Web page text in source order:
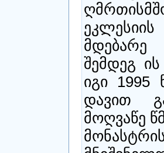
მდებარე
შემდეგ
იგი 1995
დავით
მოღვაწე